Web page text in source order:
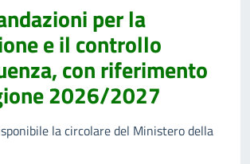
per la
e il controllo
con riferimento
2026/2027
la circolare del Ministero della